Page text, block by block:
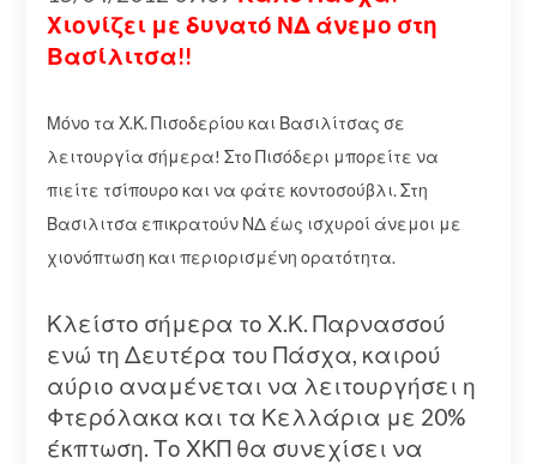
Χιονίζει με δυνατό ΝΔ άνεμο στη
Βασίλιτσα!!
Μόνο τα Χ.Κ. Πισοδερίου και Βασιλίτσας σε
λειτουργία σήμερα! Στο Πισόδερι μπορείτε να
πιείτε τσίπουρο και να φάτε κοντοσούβλι. Στη
Βασιλιτσα επικρατούν ΝΔ έως ισχυροί άνεμοι με
χιονόπτωση και περιορισμένη ορατότητα.
Κλείστο σήμερα το Χ.Κ. Παρνασσού
ενώ τη Δευτέρα του Πάσχα, καιρού
αύριο αναμένεται να λειτουργήσει η
Φτερόλακα και τα Κελλάρια με 20%
έκπτωση. Το ΧΚΠ θα συνεχίσει να